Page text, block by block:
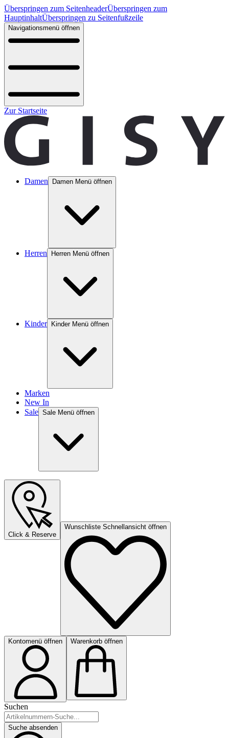
Überspringen zum SeitenheaderÜberspringen zum
HauptinhaltÜberspringen zu Seitenfußzeile
Navigationsmenü öffnen
Zur Startseite
Damen Damen Menü öffnen
Herren Herren Menü öffnen
Kinder Kinder Menü öffnen
Marken
New In
Sale Sale Menü öffnen
Click & Reserve
Wunschliste Schnellansicht öffnen
Kontomenü öffnen Warenkorb öffnen
Suchen
Suche absenden